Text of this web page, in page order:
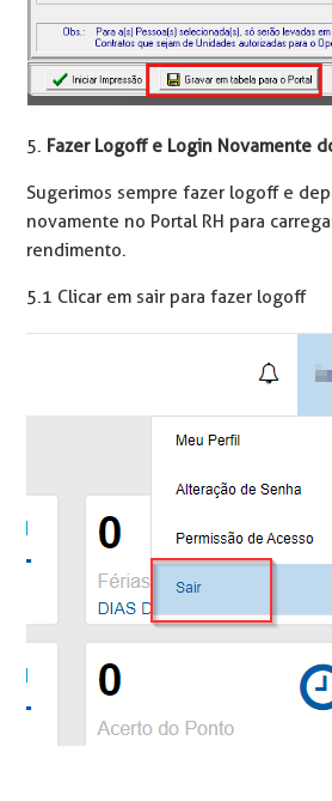
5. Fazer Logoff e Login Novamente
Sugerimos sempre fazer logoff e
novamente no Portal RH para
rendimento.
5.1 Clicar em sair para fazer logoff